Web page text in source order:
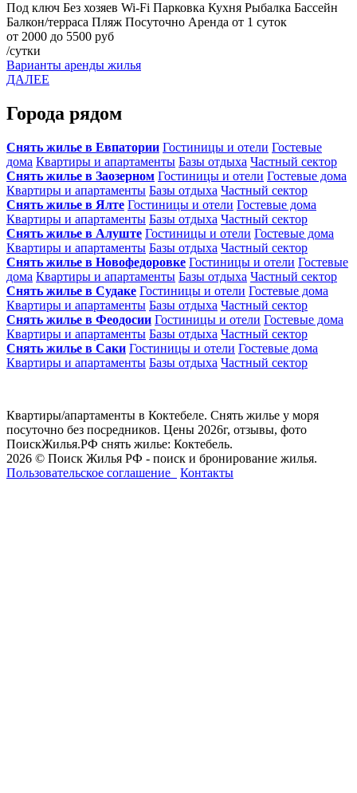
Под ключ Без хозяев Wi-Fi Парковка Кухня Рыбалка Бассейн
Балкон/терраса Пляж Посуточно Аренда от 1 суток
от 2000 до 5500 руб
/сутки
Варианты аренды жилья
ДАЛЕЕ
Города рядом
Снять жилье в Евпатории Гостиницы и отели Гостевые
дома Квартиры и апартаменты Базы отдыха Частный сектор
Снять жилье в Заозерном Гостиницы и отели Гостевые дома
Квартиры и апартаменты Базы отдыха Частный сектор
Снять жилье в Ялте Гостиницы и отели Гостевые дома
Квартиры и апартаменты Базы отдыха Частный сектор
Снять жилье в Алуште Гостиницы и отели Гостевые дома
Квартиры и апартаменты Базы отдыха Частный сектор
Снять жилье в Новофедоровке Гостиницы и отели Гостевые
дома Квартиры и апартаменты Базы отдыха Частный сектор
Снять жилье в Судаке Гостиницы и отели Гостевые дома
Квартиры и апартаменты Базы отдыха Частный сектор
Снять жилье в Феодосии Гостиницы и отели Гостевые дома
Квартиры и апартаменты Базы отдыха Частный сектор
Снять жилье в Саки Гостиницы и отели Гостевые дома
Квартиры и апартаменты Базы отдыха Частный сектор
Квартиры/апартаменты в Коктебеле. Снять жилье у моря
посуточно без посредников. Цены 2026г, отзывы, фото
ПоискЖилья.РФ снять жилье: Коктебель.
2026 © Поиск Жилья РФ - поиск и бронирование жилья.
Пользовательское соглашение
Контакты